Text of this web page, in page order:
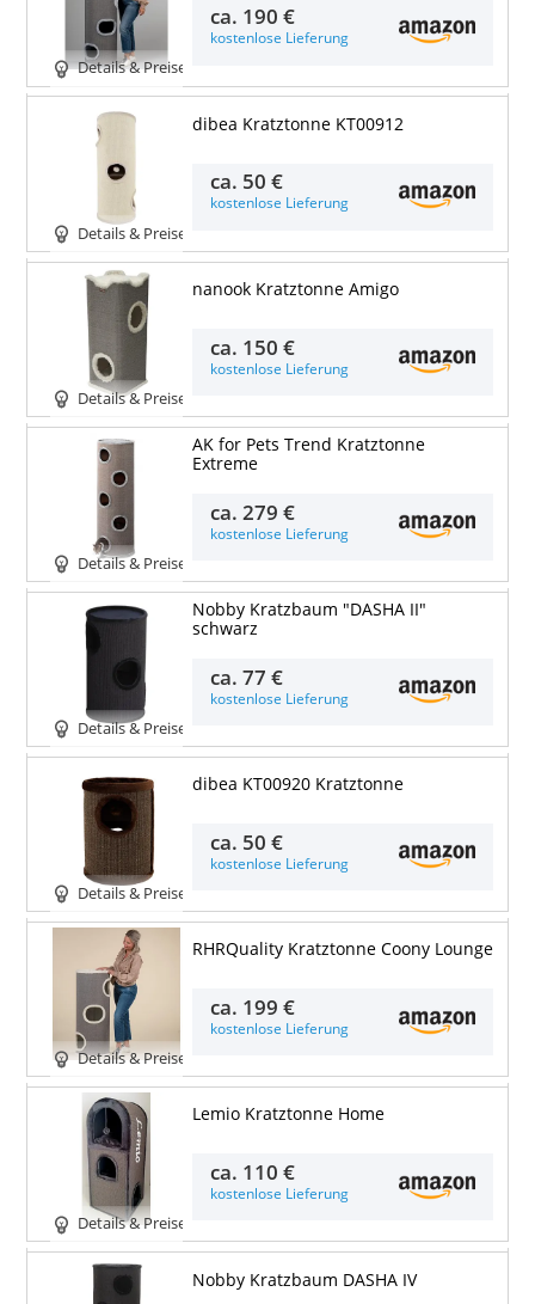
Details & Preise
ca. 190 €
kostenlose Lieferung
Details & Preise
dibea Kratztonne KT00912
ca. 50 €
kostenlose Lieferung
Details & Preise
nanook Kratztonne Amigo
ca. 150 €
kostenlose Lieferung
Details & Preise
AK for Pets Trend Kratztonne
Extreme
ca.279 €
kostenlose Lieferung
Details & Preise
Nobby Kratzbaum "DASHA II"
schwarz
ca.77 €
kostenlose Lieferung
Details & Preise
dibea KT00920 Kratztonne
ca. 50 €
kostenlose Lieferung
Details & Preise
RHRQuality Kratztonne Coony Lounge
ca. 199 €
kostenlose Lieferung
Details & Preise
Lemio Kratztonne Home
ca. 110 €
kostenlose Lieferung
Nobby Kratzbaum DASHA IV